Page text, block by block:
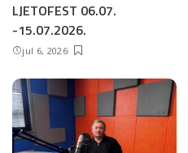
LJETOFEST 06.07.
-15.07.2026.
jul 6, 2026